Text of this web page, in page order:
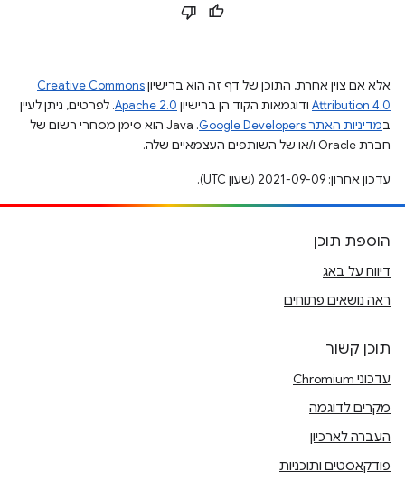
אלא אם צוין אחרת, התוכן של דף זה הוא ברישיוןCreative Commons
Attribution 4.0 ודוגמאות הקוד הן ברישיון Apache 2.0. לפרטים, ניתן לעיין
במדיניות האתר Google Developers‏
.‏ Java הוא סימן מסחרי רשום של
חברת Oracle ו/או של השותפים העצמאיים שלה.
עדכון אחרון: 2021-09-09 (שעון UTC).
הוספת תוכן
דיווח על באג
ראה נושאים פתוחים
תוכן קשור
עדכוני Chromium
מקרים לדוגמה
העברה לארכיון
פודקאסטים ותוכניות